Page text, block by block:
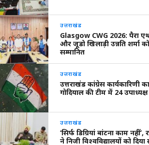
उत्तराखंड
Glasgow CWG 2026: पैरा
और जूडो खिलाड़ी उन्नति शर्मा
सम्मानित
उत्तराखंड
उत्तराखंड कांग्रेस कार्यकारिणी
गोदियाल की टीम में 24
उत्तराखंड
‘सिर्फ डिग्रियां बांटना काम
ने निजी विश्वविद्यालयों को